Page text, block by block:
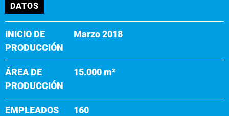
DATOS
INICIO DE
PRODUCCIÓN
Marzo 2018
ÁREA DE
PRODUCCIÓN
15.000 m²
EMPLEADOS 160